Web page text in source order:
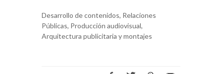
Desarrollo de contenidos, Relaciones
Públicas, Producción audiovisual,
Arquitectura publicitaria y montajes